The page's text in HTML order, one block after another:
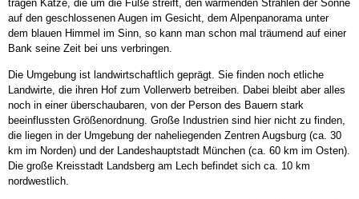
trägen Katze, die um die Füße streift, den wärmenden Strahlen der Sonne
auf den geschlossenen Augen im Gesicht, dem Alpenpanorama unter
dem blauen Himmel im Sinn, so kann man schon mal träumend auf einer
Bank seine Zeit bei uns verbringen.
Die Umgebung ist landwirtschaftlich geprägt. Sie finden noch etliche
Landwirte, die ihren Hof zum Vollerwerb betreiben. Dabei bleibt aber alles
noch in einer überschaubaren, von der Person des Bauern stark
beeinflussten Größenordnung. Große Industrien sind hier nicht zu finden,
die liegen in der Umgebung der naheliegenden Zentren Augsburg (ca. 30
km im Norden) und der Landeshauptstadt München (ca. 60 km im Osten).
Die große Kreisstadt Landsberg am Lech befindet sich ca. 10 km
nordwestlich.